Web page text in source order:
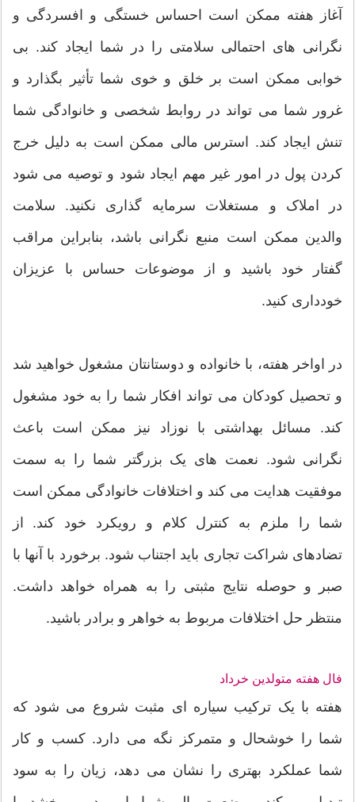
آغاز هفته ممکن است احساس خستگی و افسردگی و
نگرانی های احتمالی سلامتی را در شما ایجاد کند. بی
خوابی ممکن است بر خلق و خوی شما تأثیر بگذارد و
غرور شما می تواند در روابط شخصی و خانوادگی شما
تنش ایجاد کند. استرس مالی ممکن است به دلیل خرج
کردن پول در امور غیر مهم ایجاد شود و توصیه می شود
در املاک و مستغلات سرمایه گذاری نکنید. سلامت
والدین ممکن است منبع نگرانی باشد، بنابراین مراقب
گفتار خود باشید و از موضوعات حساس با عزیزان
خودداری کنید.
در اواخر هفته، با خانواده و دوستانتان مشغول خواهید شد
و تحصیل کودکان می تواند افکار شما را به خود مشغول
کند. مسائل بهداشتی با نوزاد نیز ممکن است باعث
نگرانی شود. نعمت های یک بزرگتر شما را به سمت
موفقیت هدایت می کند و اختلافات خانوادگی ممکن است
شما را ملزم به کنترل کلام و رویکرد خود کند. از
تضادهای شراکت تجاری باید اجتناب شود. برخورد با آنها با
صبر و حوصله نتایج مثبتی را به همراه خواهد داشت.
منتظر حل اختلافات مربوط به خواهر و برادر باشید.
فال هفته متولدین خرداد
هفته با یک ترکیب سیاره ای مثبت شروع می شود که
شما را خوشحال و متمرکز نگه می دارد. کسب و کار
شما عملکرد بهتری را نشان می دهد، زیان را به سود